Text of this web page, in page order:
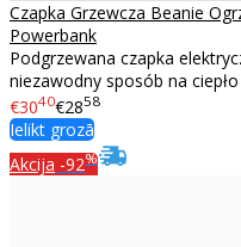
Czapka Grzewcza Beanie
Powerbank
Podgrzewana czapka
niezawodny sposób na
€3040€2858
Ielikt grozā
Akcija -92%